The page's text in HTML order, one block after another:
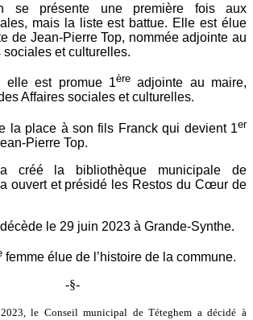
se présente une première fois aux
mais la liste est battue. Elle est élue
de Jean-Pierre Top, nommée adjointe au
sociales et culturelles.
elle est promue 1ère adjointe au maire,
Affaires sociales et culturelles.
la place à son fils Franck qui devient 1er
Pierre Top.
créé la bibliothèque municipale de
ouvert et présidé les Restos du Cœur de
le 29 juin 2023 à Grande-Synthe.
femme élue de l’histoire de la commune.
-§-
le Conseil municipal de Téteghem a décidé à